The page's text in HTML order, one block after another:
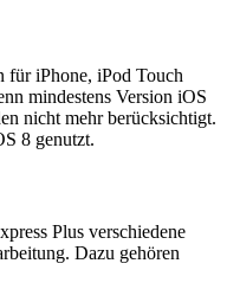
für iPhone, iPod Touch
mindestens Version iOS
nicht mehr berücksichtigt.
8 genutzt.
Plus verschiedene
Dazu gehören